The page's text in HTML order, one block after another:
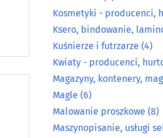
Kosmetyki - producenci,
Ksero, bindowanie,
Kuśnierze i futrzarze (4)
Kwiaty - producenci,
Magazyny, kontenery,
Magle (6)
Malowanie proszkowe (8)
Maszynopisanie, usługi